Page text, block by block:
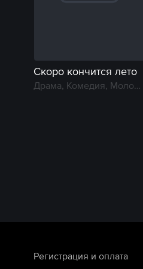
Скоро кончится лето
Драма, Комедия, Молодежный
Регистрация и оплата